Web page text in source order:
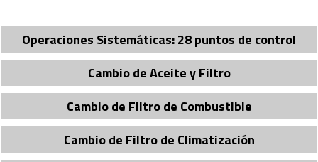
Operaciones Sistemáticas: 28 puntos de control
Cambio de Aceite y Filtro
Cambio de Filtro de Combustible
Cambio de Filtro de Climatización